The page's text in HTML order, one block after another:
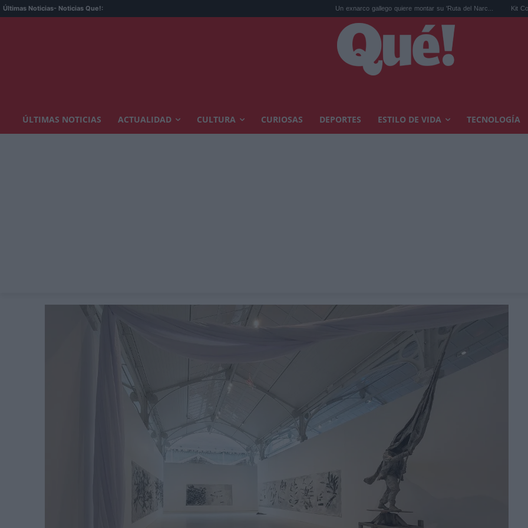
Últimas Noticias- Noticias Que!: Un exnarco gallego quiere montar su 'Ruta del Narc... Kit Connor será
ÚLTIMAS NOTICIAS ACTUALIDAD CULTURA CURIOSAS DEPORTES ESTILO DE VIDA TECNOLOGÍA